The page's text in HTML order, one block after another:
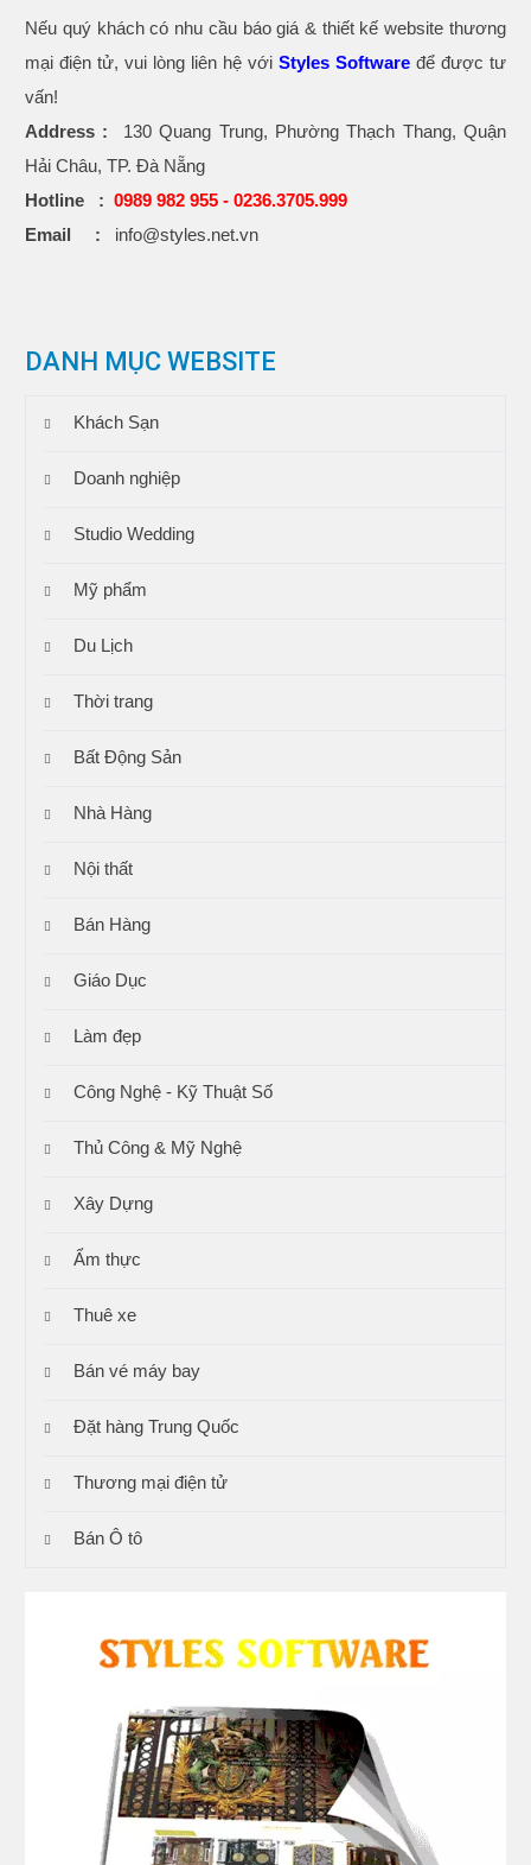
Nếu quý khách có nhu cầu báo giá & thiết kế website thương
mại điện tử, vui lòng liên hệ với Styles Softwaređể được tư
vấn!
Address : 130 Quang Trung, Phường Thạch Thang, Quận
Hải Châu, TP. Đà Nẵng
Hotline :0989 982 955 -0236.3705.999
Email :
info@styles.net.vn
DANH MỤC WEBSITE
Khách Sạn
Doanh nghiệp
Studio Wedding
Mỹ phẩm
Du Lịch
Thời trang
Bất Động Sản
Nhà Hàng
Nội thất
Bán Hàng
Giáo Dục
Làm đẹp
Công Nghệ - Kỹ Thuật Số
Thủ Công & Mỹ Nghệ
Xây Dựng
Ẩm thực
Thuê xe
Bán vé máy bay
Đặt hàng Trung Quốc
Thương mại điện tử
Bán Ô tô